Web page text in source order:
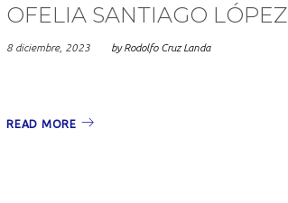
OFELIA SANTIAGO LÓPEZ
8 diciembre, 2023 byRodolfo Cruz Landa
READ MORE